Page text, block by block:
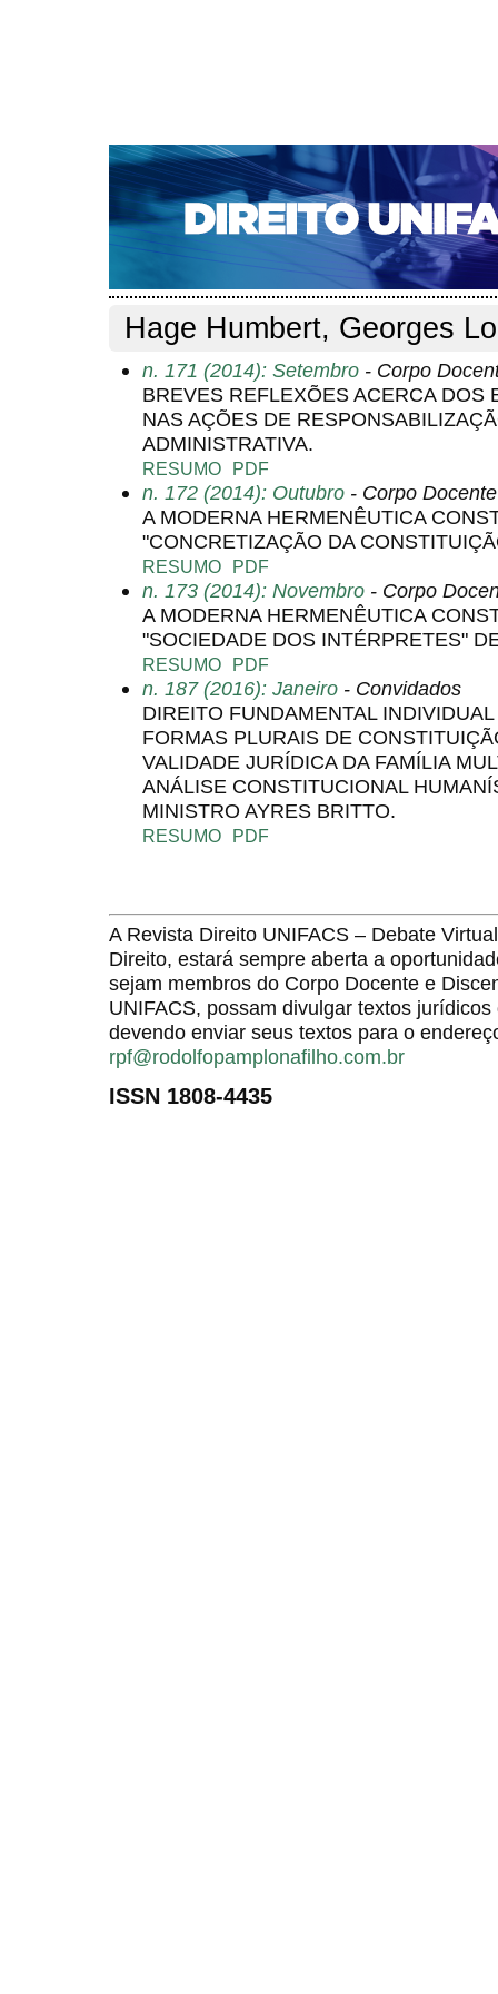
CAPA SOBRE ACESSO CADASTRO
NOTÍCIAS
EDIÇÕES DE Nº 1 A 100 WEBMAIL
Capa>Pesquisa> Perfil do autor
Perfil do autor
Hage Humbert, Georges
n. 171 (2014): Setembro - Corpo
BREVES REFLEXÕES ACERCA DOS
NAS AÇÕES DE
ADMINISTRATIVA.
RESUMO PDF
n. 172 (2014): Outubro - Corpo Docente
A MODERNA HERMENÊUTICA
"CONCRETIZAÇÃO DA
RESUMO PDF
n. 173 (2014): Novembro - Corpo
A MODERNA HERMENÊUTICA
"SOCIEDADE DOS INTÉRPRETES"
RESUMO PDF
n. 187 (2016): Janeiro - Convidados
DIREITO FUNDAMENTAL
FORMAS PLURAIS DE
VALIDADE JURÍDICA DA FAMÍLIA
ANÁLISE CONSTITUCIONAL
MINISTRO AYRES BRITTO.
RESUMO PDF
A Revista Direito UNIFACS – Debate
Direito, estará sempre aberta a
sejam membros do Corpo Docente e
UNIFACS, possam divulgar textos
devendo enviar seus textos para o
rpf@rodolfopamplonafilho.com.br
ISSN 1808-4435